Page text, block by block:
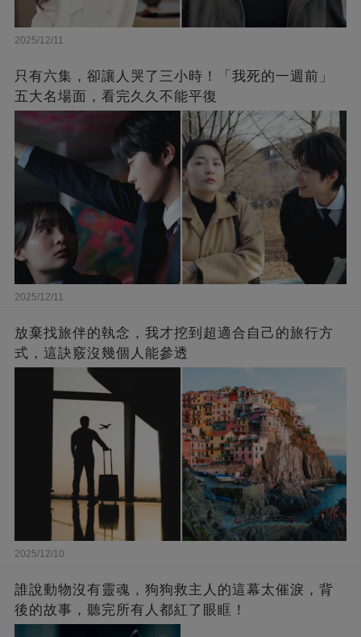
2025/12/11
只有六集，卻讓人哭了三小時！「我死的一週前」
五大名場面，看完久久不能平復
2025/12/11
放棄找旅伴的執念，我才挖到超適合自己的旅行方
式，這訣竅沒幾個人能參透
2025/12/10
誰說動物沒有靈魂，狗狗救主人的這幕太催淚，背
後的故事，聽完所有人都紅了眼眶！